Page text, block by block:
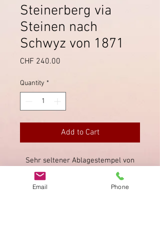
Steinerberg via
Steinen nach
Schwyz von 1871
CHF 240.00
Quantity *
Add to Cart
Sehr seltener Ablagestempel von
Steinerberg, Stempel von Steinen
(12.6.1871) sowie Ankunftstempel
Email Phone